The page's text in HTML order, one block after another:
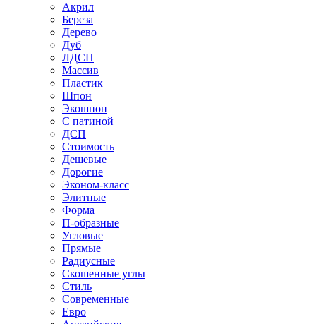
Акрил
Береза
Дерево
Дуб
ЛДСП
Массив
Пластик
Шпон
Экошпон
С патиной
ДСП
Стоимость
Дешевые
Дорогие
Эконом-класс
Элитные
Форма
П-образные
Угловые
Прямые
Радиусные
Скошенные углы
Стиль
Современные
Евро